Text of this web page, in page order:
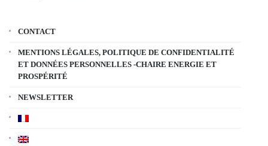
CONTACT
MENTIONS LÉGALES, POLITIQUE DE CONFIDENTIALITÉ
ET DONNÉES PERSONNELLES -CHAIRE ENERGIE ET
PROSPÉRITÉ
NEWSLETTER